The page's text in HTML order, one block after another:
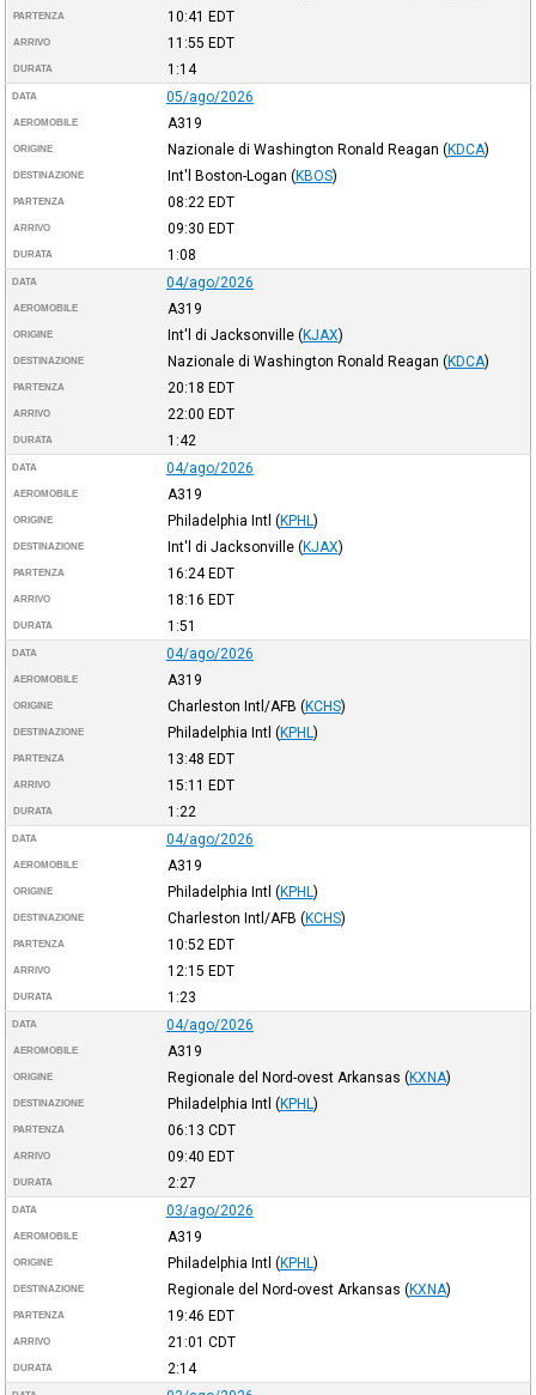
PARTENZA 10:41 EDT
ARRIVO 11:55 EDT
DURATA 1:14
DATA 05/ago/2026
AEROMOBILE A319
ORIGINE Nazionale di Washington Ronald Reagan (KDCA)
DESTINAZIONE Int'l Boston-Logan (KBOS)
PARTENZA 08:22 EDT
ARRIVO 09:30 EDT
DURATA 1:08
DATA 04/ago/2026
AEROMOBILE A319
ORIGINE Int'l di Jacksonville (KJAX)
DESTINAZIONE Nazionale di Washington Ronald Reagan (KDCA)
PARTENZA 20:18 EDT
ARRIVO 22:00 EDT
DURATA 1:42
DATA 04/ago/2026
AEROMOBILE A319
ORIGINE Philadelphia Intl (KPHL )
DESTINAZIONE Int'l di Jacksonville (KJAX)
PARTENZA 16:24EDT
ARRIVO 18:16 EDT
DURATA 1:51
DATA 04/ago/2026
AEROMOBILE A319
ORIGINE Charleston Intl/AFB (KCHS)
DESTINAZIONE Philadelphia Intl (KPHL )
PARTENZA 13:48 EDT
ARRIVO 15:11 EDT
DURATA 1:22
DATA 04/ago/2026
AEROMOBILE A319
ORIGINE Philadelphia Intl (KPHL )
DESTINAZIONE Charleston Intl/AFB (KCHS)
PARTENZA 10:52 EDT
ARRIVO 12:15 EDT
DURATA 1:23
DATA 04/ago/2026
AEROMOBILE A319
ORIGINE Regionale del Nord-ovest Arkansas (KXNA)
DESTINAZIONE Philadelphia Intl (KPHL )
PARTENZA 06:13 CDT
ARRIVO 09:40 EDT
DURATA 2:27
DATA 03/ago/2026
AEROMOBILE A319
ORIGINE Philadelphia Intl (KPHL )
DESTINAZIONE Regionale del Nord-ovest Arkansas (KXNA)
PARTENZA 19:46 EDT
ARRIVO 21:01 CDT
DURATA 2:14